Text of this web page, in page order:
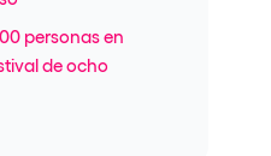
personas en
de ocho